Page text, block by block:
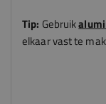
Tip: Gebruik
elkaar vast te